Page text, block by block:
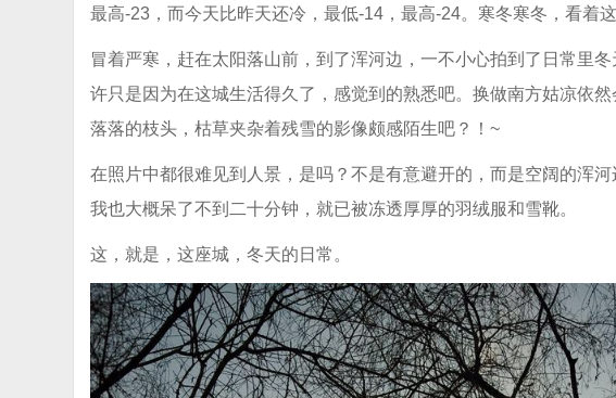
最高-23，而今天比昨天还冷，最低-14，最高-24。寒冬寒冬，看着
冒着严寒，赶在太阳落山前，到了浑河边，一不小心拍到了日常里
许只是因为在这城生活得久了，感觉到的熟悉吧。换做南方姑凉依
落落的枝头，枯草夹杂着残雪的影像颇感陌生吧？！~
在照片中都很难见到人景，是吗？不是有意避开的，而是空阔的浑河
我也大概呆了不到二十分钟，就已被冻透厚厚的羽绒服和雪靴。
这，就是，这座城，冬天的日常。